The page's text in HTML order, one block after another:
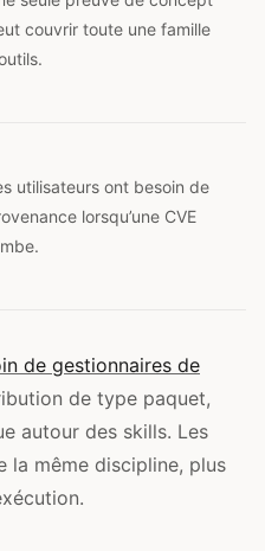
couvrir toute une famille
utilisateurs ont besoin de
lorsqu’une CVE
de gestionnaires de
de type paquet,
autour des skills. Les
la même discipline, plus